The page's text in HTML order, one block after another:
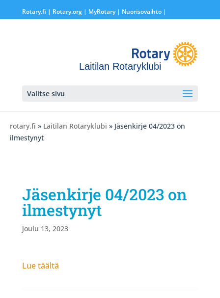
Rotary.fi | Rotary.org| MyRotary | Nuorisovaihto|
Laitilan Rotaryklubi
Valitse sivu
rotary.fi » Laitilan Rotaryklubi » Jäsenkirje 04/2023 on
ilmestynyt
Jäsenkirje 04/2023 on
ilmestynyt
joulu 13, 2023
Lue täältä